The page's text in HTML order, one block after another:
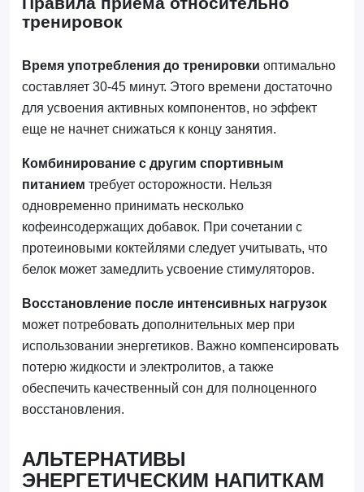
тренировок
Время употребления до тренировки оптимально
составляет 30-45 минут. Этого времени достаточно
для усвоения активных компонентов, но эффект
еще не начнет снижаться к концу занятия.
Комбинирование с другим спортивным
питанием требует осторожности. Нельзя
одновременно принимать несколько
кофеинсодержащих добавок. При сочетании с
протеиновыми коктейлями следует учитывать, что
белок может замедлить усвоение стимуляторов.
Восстановление после интенсивных нагрузок
может потребовать дополнительных мер при
использовании энергетиков. Важно компенсировать
потерю жидкости и электролитов, а также
обеспечить качественный сон для полноценного
восстановления.
АЛЬТЕРНАТИВЫ
ЭНЕРГЕТИЧЕСКИМ НАПИТКАМ